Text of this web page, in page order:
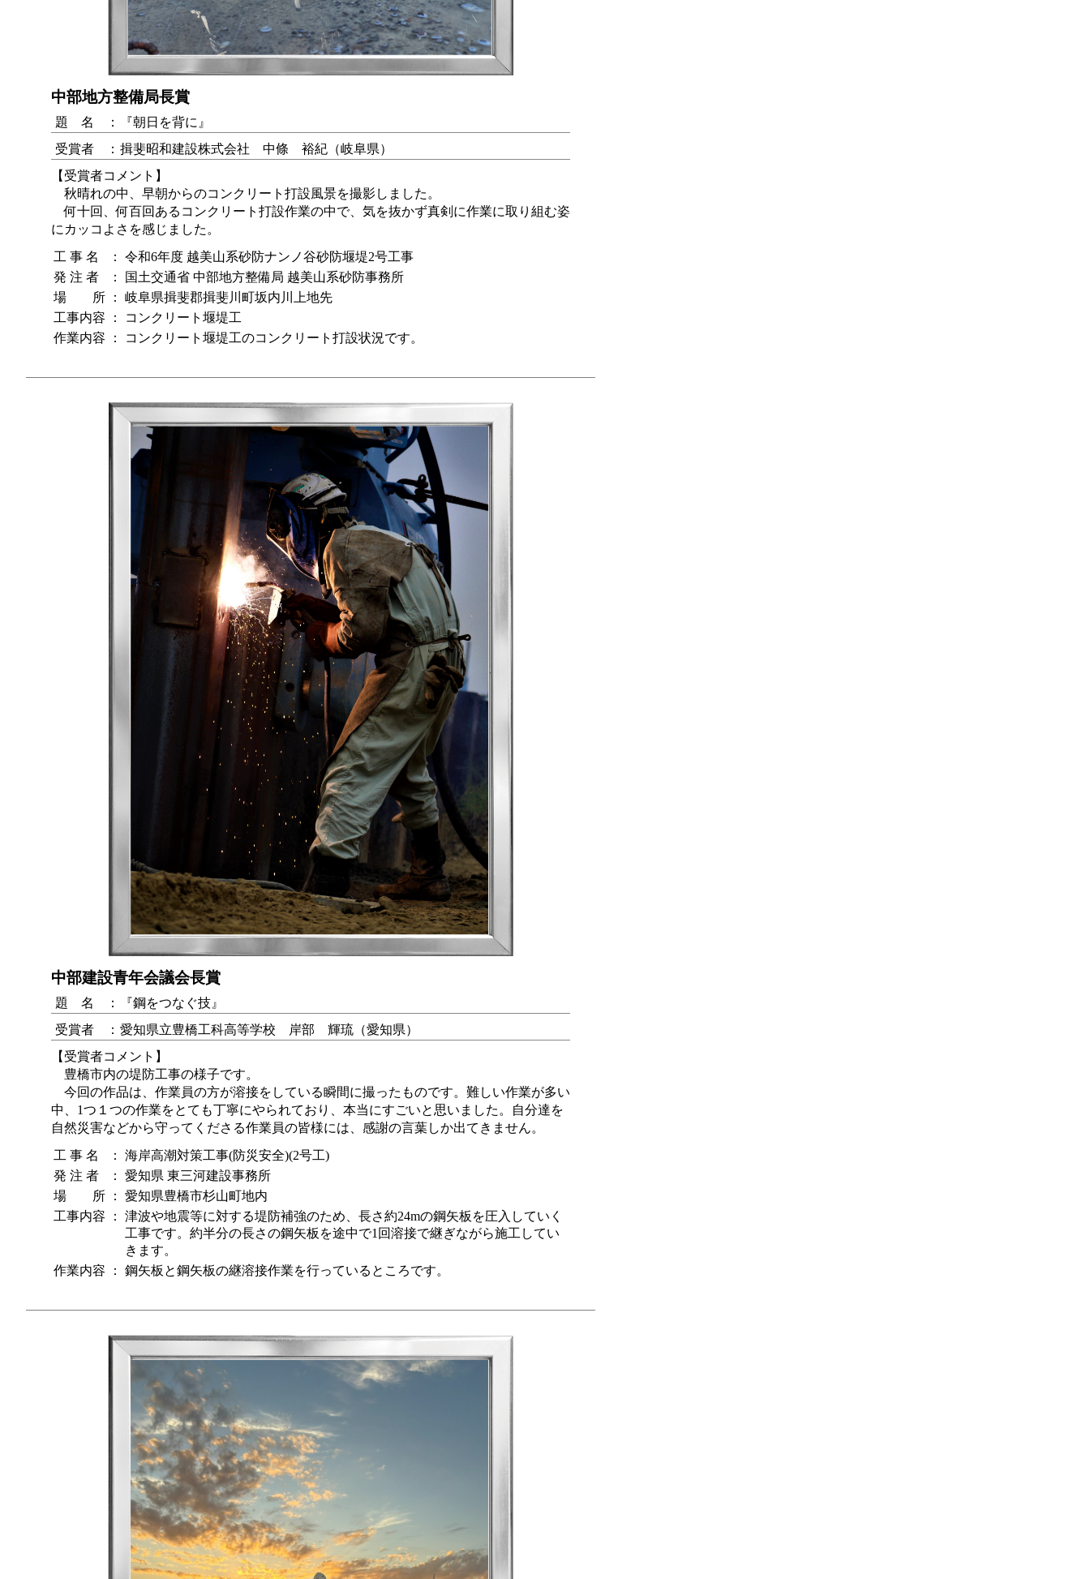
中部地方整備局長賞
題 名 ：
『朝日を背に』
受賞者
： 揖斐昭和建設株式会社 中條 裕紀（岐阜県）
【受賞者コメント】
秋晴れの中、早朝からのコンクリート打設風景を撮影しました。
何十回、何百回あるコンクリート打設作業の中で、気を抜かず真剣に作業に取り組む姿
にカッコよさを感じました。
工 事 名
：
令和6年度 越美山系砂防ナンノ谷砂防堰堤2号工事
発 注 者
：
国土交通省 中部地方整備局 越美山系砂防事務所
場 所
：
岐阜県揖斐郡揖斐川町坂内川上地先
工事内容
：
コンクリート堰堤工
作業内容
： コンクリート堰堤工のコンクリート打設状況です。
中部建設青年会議会長賞
題 名 ：
『鋼をつなぐ技』
受賞者
： 愛知県立豊橋工科高等学校 岸部 輝琉（愛知県）
【受賞者コメント】
豊橋市内の堤防工事の様子です。
今回の作品は、作業員の方が溶接をしている瞬間に撮ったものです。難しい作業が多い
中、1つ１つの作業をとても丁寧にやられており、本当にすごいと思いました。自分達を
自然災害などから守ってくださる作業員の皆様には、感謝の言葉しか出てきません。
工 事 名
：
海岸高潮対策工事(防災安全)(2号工)
発 注 者
：
愛知県 東三河建設事務所
場 所
：
愛知県豊橋市杉山町地内
工事内容
：
津波や地震等に対する堤防補強のため、長さ約24mの鋼矢板を圧入していく
工事です。約半分の長さの鋼矢板を途中で1回溶接で継ぎながら施工してい
きます。
作業内容
： 鋼矢板と鋼矢板の継溶接作業を行っているところです。